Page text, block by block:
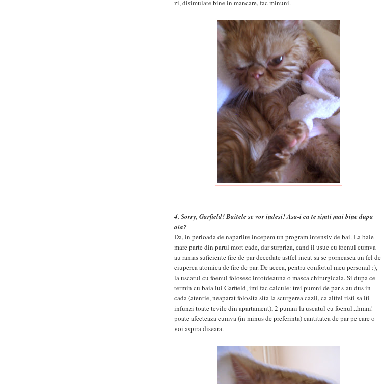
zi, disimulate bine in mancare, fac minuni.
4. Sorry, Garfield! Baitele se vor indesi! Asa-i ca te simti mai bine dupa
aia?
Da, in perioada de naparlire incepem un program intensiv de bai. La baie
mare parte din parul mort cade, dar surpriza, cand il usuc cu foenul cumva
au ramas suficiente fire de par decedate astfel incat sa se porneasca un fel de
ciuperca atomica de fire de par. De aceea, pentru confortul meu personal :),
la uscatul cu foenul folosesc intotdeauna o masca chirurgicala. Si dupa ce
termin cu baia lui Garfield, imi fac calcule: trei pumni de par s-au dus in
cada (atentie, neaparat folosita sita la scurgerea cazii, ca altfel risti sa iti
infunzi toate tevile din apartament), 2 pumni la uscatul cu foenul...hmm!
poate afecteaza cumva (in minus de preferinta) cantitatea de par pe care o
voi aspira diseara.